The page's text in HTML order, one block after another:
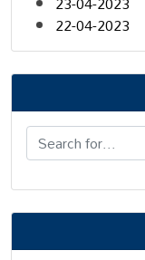
22-04-2023